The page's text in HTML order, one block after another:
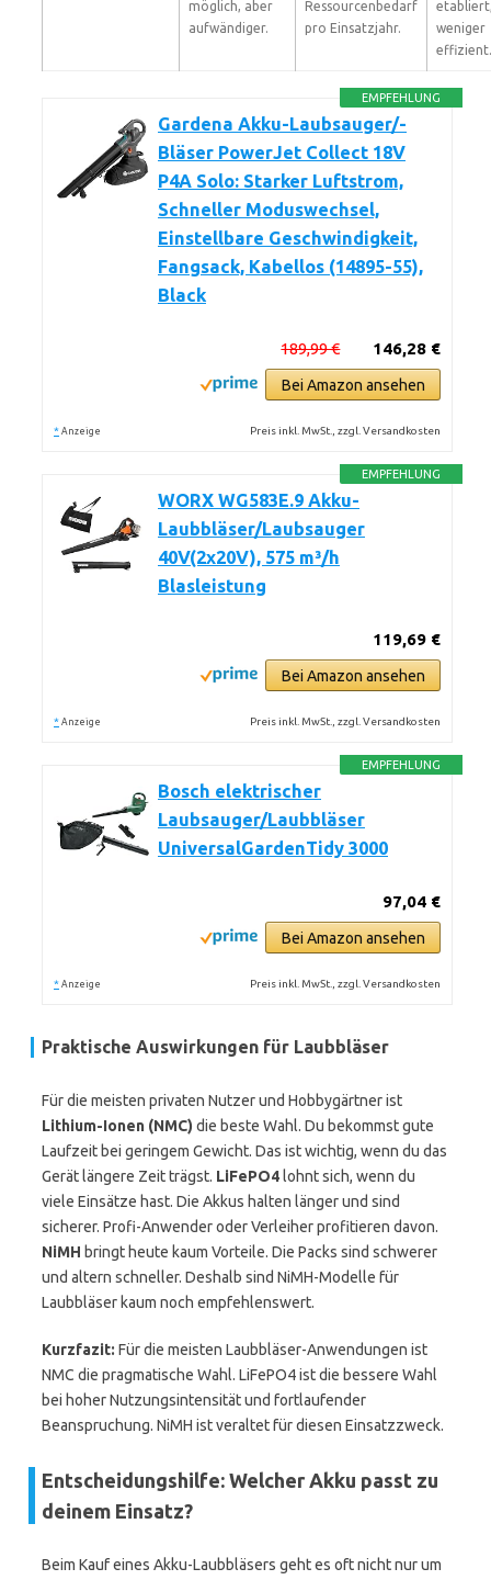
möglich, aber
aufwändiger.
Ressourcenbedarf
pro Einsatzjahr.
weniger
effizient.
EMPFEHLUNG
Gardena Akku-Laubsauger/-
Bläser PowerJet Collect 18V
P4A Solo: Starker Luftstrom,
Schneller Moduswechsel,
Einstellbare Geschwindigkeit,
Fangsack, Kabellos (14895-55),
Black
146,28 €
189,99 €
Bei Amazon ansehen
* Anzeige Preis inkl. MwSt., zzgl. Versandkosten
EMPFEHLUNG
WORX WG583E.9 Akku-
Laubbläser/Laubsauger
40V(2x20V), 575 m³/h
Blasleistung
119,69 €
Bei Amazon ansehen
* Anzeige Preis inkl. MwSt., zzgl. Versandkosten
EMPFEHLUNG
Bosch elektrischer
Laubsauger/Laubbläser
UniversalGardenTidy 3000
97,04 €
Bei Amazon ansehen
* Anzeige Preis inkl. MwSt., zzgl. Versandkosten
Praktische Auswirkungen für Laubbläser
Für die meisten privaten Nutzer und Hobbygärtner ist
Lithium-Ionen (NMC) die beste Wahl. Du bekommst gute
Laufzeit bei geringem Gewicht. Das ist wichtig, wenn du das
Gerät längere Zeit trägst. LiFePO4 lohnt sich, wenn du
viele Einsätze hast. Die Akkus halten länger und sind
sicherer. Profi-Anwender oder Verleiher profitieren davon.
NiMH bringt heute kaum Vorteile. Die Packs sind schwerer
und altern schneller. Deshalb sind NiMH-Modelle für
Laubbläser kaum noch empfehlenswert.
Kurzfazit: Für die meisten Laubbläser-Anwendungen ist
NMC die pragmatische Wahl. LiFePO4 ist die bessere Wahl
bei hoher Nutzungsintensität und fortlaufender
Beanspruchung. NiMH ist veraltet für diesen Einsatzzweck.
Entscheidungshilfe: Welcher Akku passt zu
deinem Einsatz?
Beim Kauf eines Akku-Laubbläsers geht es oft nicht nur um